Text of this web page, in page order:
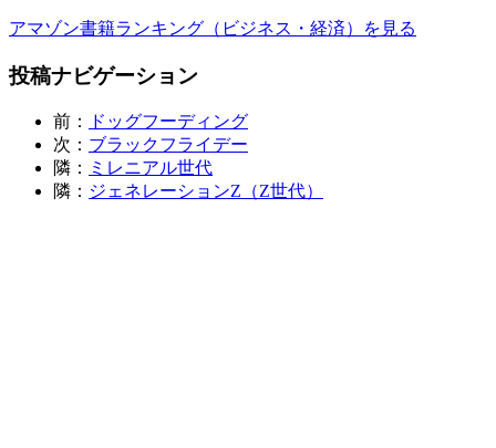
アマゾン書籍ランキング（ビジネス・経済）を見る
投稿ナビゲーション
前：
ドッグフーディング
次： ブラックフライデー
隣：
ミレニアル世代
隣： ジェネレーションZ（Z世代）